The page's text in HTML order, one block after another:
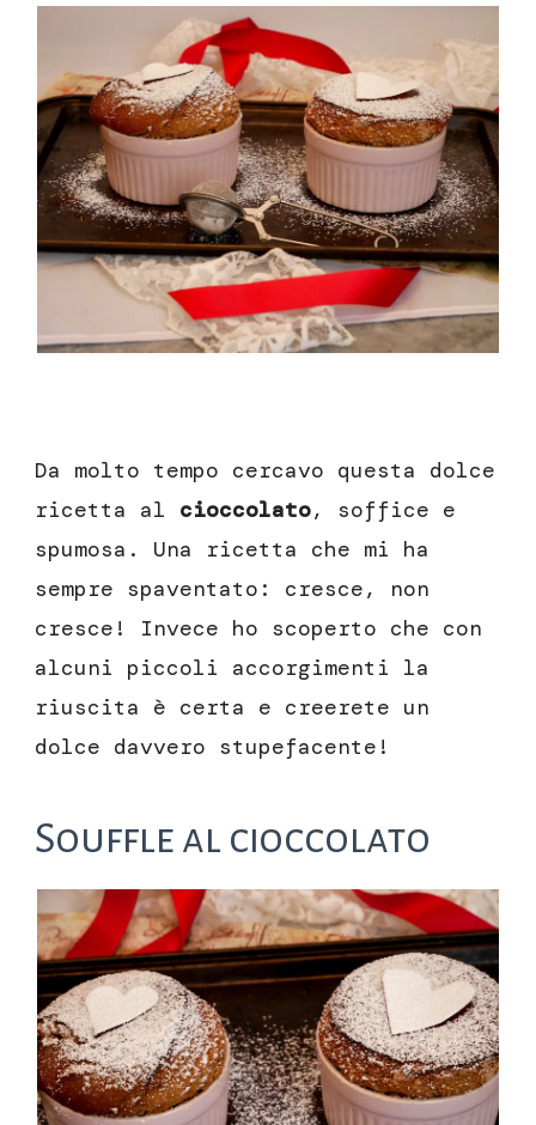
Da molto tempo cercavo questa dolce
ricetta al cioccolato, soffice e
spumosa. Una ricetta che mi ha
sempre spaventato: cresce, non
cresce! Invece ho scoperto che con
alcuni piccoli accorgimenti la
riuscita è certa e creerete un
dolce davvero stupefacente!
Souffle al cioccolato